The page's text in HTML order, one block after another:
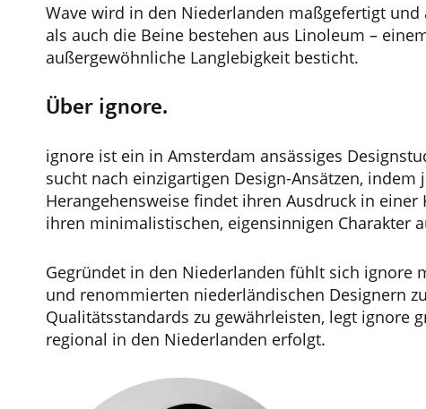
Wave wird in den Niederlanden maßgefertigt
als auch die Beine bestehen aus Linoleum –
außergewöhnliche Langlebigkeit besticht.
Über ignore.
ignore ist ein in Amsterdam ansässiges
sucht nach einzigartigen Design-Ansätzen,
Herangehensweise findet ihren Ausdruck in
ihren minimalistischen, eigensinnigen Charakter
Gegründet in den Niederlanden fühlt sich ignore
und renommierten niederländischen Designern
Qualitätsstandards zu gewährleisten, legt ignore
regional in den Niederlanden erfolgt.